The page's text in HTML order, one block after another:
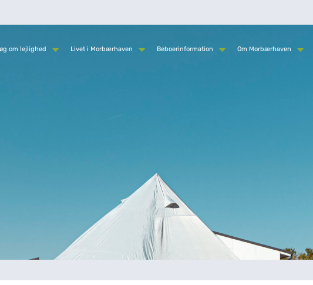
om lejlighed Livet i Morbærhaven Beboerinformation Om Morbærhaven